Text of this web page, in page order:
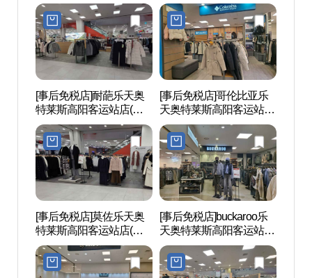
[事后免税店]耐葩乐天奥
特莱斯高阳客运站店(네
파 롯데아울렛 고양터미
널점)
[事后免税店]哥伦比亚乐
天奥特莱斯高阳客运站店
(컬럼비아 롯데아울렛 고
양터미널점)
[事后免税店]莫佐乐天奥
特莱斯高阳客运站店(모
조에스핀 롯데아울 고양
터미널점)
[事后免税店]buckaroo乐
天奥特莱斯高阳客运站店
(버커루 롯데아울렛 고양
터미널점)